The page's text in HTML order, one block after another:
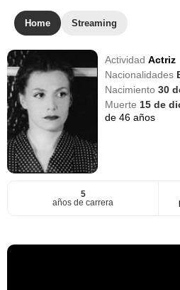
Home Streaming
ActividadActriz
Nacionalidades
Nacimiento30
Muerte 15 de
de 46 años
5
años de carrera